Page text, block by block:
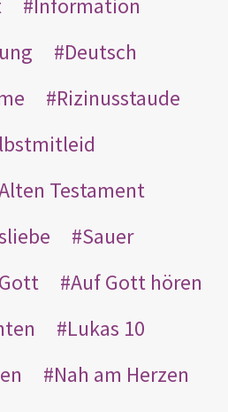
Information
Deutsch
Rizinusstaude
Testament
Sauer
Auf Gott hören
Lukas 10
Nah am Herzen